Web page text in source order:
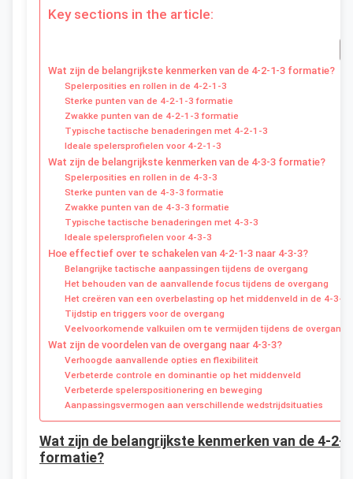
Key sections in the article:
Wat zijn de belangrijkste kenmerken van de 4-2-1-3 formatie?
Spelerposities en rollen in de 4-2-1-3
Sterke punten van de 4-2-1-3 formatie
Zwakke punten van de 4-2-1-3 formatie
Typische tactische benaderingen met 4-2-1-3
Ideale spelersprofielen voor 4-2-1-3
Wat zijn de belangrijkste kenmerken van de 4-3-3 formatie?
Spelerposities en rollen in de 4-3-3
Sterke punten van de 4-3-3 formatie
Zwakke punten van de 4-3-3 formatie
Typische tactische benaderingen met 4-3-3
Ideale spelersprofielen voor 4-3-3
Hoe effectief over te schakelen van 4-2-1-3 naar 4-3-3?
Belangrijke tactische aanpassingen tijdens de overgang
Het behouden van de aanvallende focus tijdens de overgang
Het creëren van een overbelasting op het middenveld in de 4-3-3
Tijdstip en triggers voor de overgang
Veelvoorkomende valkuilen om te vermijden tijdens de overgang
Wat zijn de voordelen van de overgang naar 4-3-3?
Verhoogde aanvallende opties en flexibiliteit
Verbeterde controle en dominantie op het middenveld
Verbeterde spelerspositionering en beweging
Aanpassingsvermogen aan verschillende wedstrijdsituaties
Wat zijn de belangrijkste kenmerken van de 4-2-
formatie?